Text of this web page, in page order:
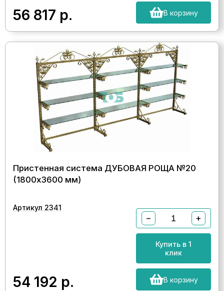
56 817 р. В корзину
Пристенная система ДУБОВАЯ РОЩА №20
(1800х3600 мм)
Артикул 2341
54 192 р.
− +
Купить в 1
клик
В корзину